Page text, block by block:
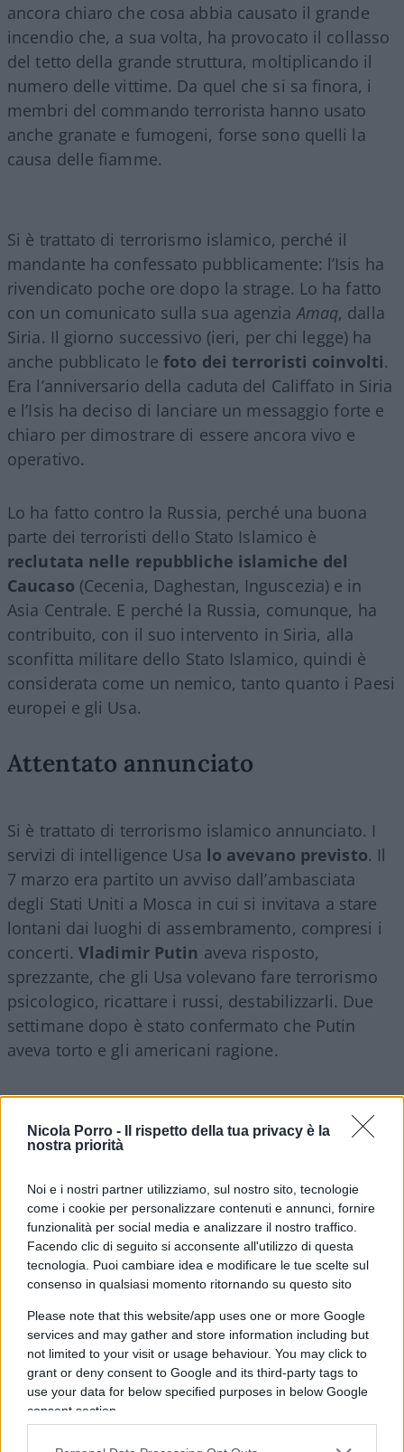
Nicola Porro -
Il rispetto della tua privacy è la
nostra priorità
Noi e i nostri partner utilizziamo, sul nostro sito, tecnologie
come i cookie per personalizzare contenuti e annunci, fornire
funzionalità per social media e analizzare il nostro traffico.
Facendo clic di seguito si acconsente all'utilizzo di questa
tecnologia. Puoi cambiare idea e modificare le tue scelte sul
consenso in qualsiasi momento ritornando su questo sito
Please note that this website/app uses one or more Google
services and may gather and store information including but
not limited to your visit or usage behaviour. You may click to
grant or deny consent to Google and its third-party tags to
use your data for below specified purposes in below Google
consent section.
ancora chiaro che cosa abbia causato il grande
incendio che, a sua volta, ha provocato il collasso
del tetto della grande struttura, moltiplicando il
numero delle vittime. Da quel che si sa finora, i
membri del commando terrorista hanno usato
anche granate e fumogeni, forse sono quelli la
causa delle fiamme.
Si è trattato di terrorismo islamico, perché il
mandante ha confessato pubblicamente: l’Isis ha
rivendicato poche ore dopo la strage. Lo ha fatto
con un comunicato sulla sua agenzia Amaq, dalla
Siria. Il giorno successivo (ieri, per chi legge) ha
anche pubblicato lefoto dei terroristi coinvolti.
Era l’anniversario della caduta del Califfato in Siria
e l’Isis ha deciso di lanciare un messaggio forte e
chiaro per dimostrare di essere ancora vivo e
operativo.
Lo ha fatto contro la Russia, perché una buona
parte dei terroristi dello Stato Islamico è
reclutata nelle repubbliche islamiche del
Caucaso (Cecenia, Daghestan, Inguscezia) e in
Asia Centrale. E perché la Russia, comunque, ha
contribuito, con il suo intervento in Siria, alla
sconfitta militare dello Stato Islamico, quindi è
considerata come un nemico, tanto quanto i Paesi
europei e gli Usa.
Attentato annunciato
Si è trattato di terrorismo islamico annunciato. I
servizi di intelligence Usa lo avevano previsto. Il
7 marzo era partito un avviso dall’ambasciata
degli Stati Uniti a Mosca in cui si invitava a stare
lontani dai luoghi di assembramento, compresi i
concerti. Vladimir Putin aveva risposto,
sprezzante, che gli Usa volevano fare terrorismo
psicologico, ricattare i russi, destabilizzarli. Due
settimane dopo è stato confermato che Putin
aveva torto e gli americani ragione.
Ora Putin, anche se non punta il dito direttamente
su Washington, lascia che la sua stampa accusi gli
americani di essere parte in causa dell’attentato:
eccome,sarebbe bastato ascoltarlie non
accusarli di propaganda anti-russa, come sempre.
da due giorni la macchina della disinformazione
russa sta facendo di tutto per rendere lo scenario
più complesso che può. Che è poi il suo vero
scopo: far apparire complicate anche le cose più
semplici. Ma il tutto con uno scopo ben preciso: